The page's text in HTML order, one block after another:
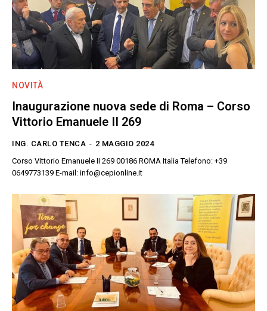
NOVITÀ
Inaugurazione nuova sede di Roma – Corso
Vittorio Emanuele II 269
ING. CARLO TENCA - 2 MAGGIO 2024
Corso Vittorio Emanuele II 269 00186 ROMA Italia Telefono: +39
0649773139 E-mail: info@cepionline.it